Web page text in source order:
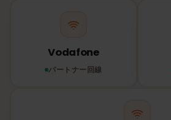
Vodafone
パートナー回線